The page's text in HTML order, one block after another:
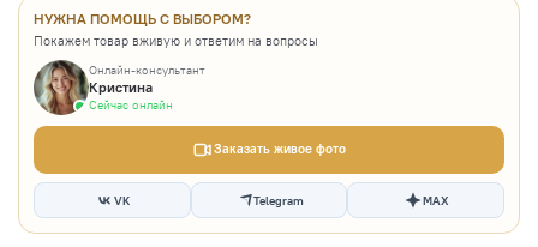
НУЖНА ПОМОЩЬ С ВЫБОРОМ?
Покажем товар вживую и ответим на вопросы
Онлайн-консультант
Кристина
Сейчас онлайн
Заказать живое фото
VK Telegram MAX